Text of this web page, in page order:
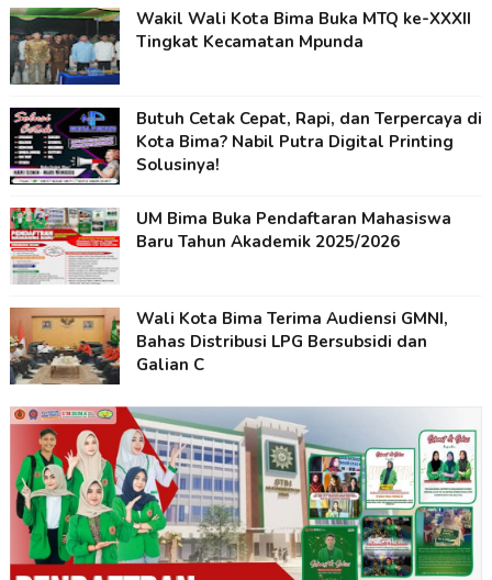
Wakil Wali Kota Bima Buka MTQ ke-XXXII
Tingkat Kecamatan Mpunda
Butuh Cetak Cepat, Rapi, dan Terpercaya di
Kota Bima? Nabil Putra Digital Printing
Solusinya!
UM Bima Buka Pendaftaran Mahasiswa
Baru Tahun Akademik 2025/2026
Wali Kota Bima Terima Audiensi GMNI,
Bahas Distribusi LPG Bersubsidi dan
Galian C